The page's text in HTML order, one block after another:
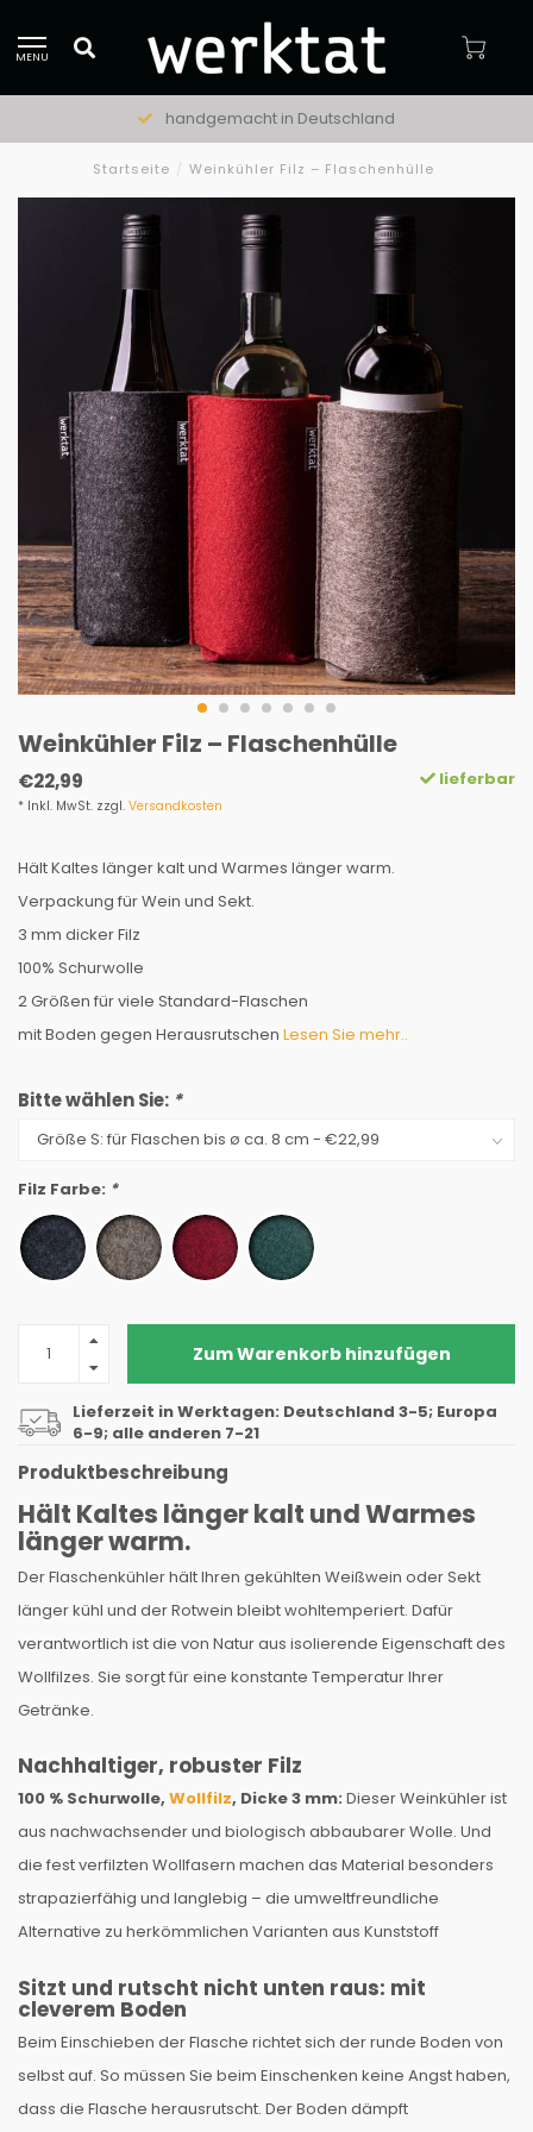
MENU
handgemacht in Deutschland
Startseite / Weinkühler Filz – Flaschenhülle
Weinkühler Filz – Flaschenhülle
€22,99
* Inkl. MwSt. zzgl. Versandkosten
lieferbar
Hält Kaltes länger kalt und Warmes länger warm.
Verpackung für Wein und Sekt.
3 mm dicker Filz
100% Schurwolle
2 Größen für viele Standard-Flaschen
mit Boden gegen Herausrutschen Lesen Sie mehr..
Bitte wählen Sie: *
Filz Farbe: *
Zum Warenkorb hinzufügen
Lieferzeit in Werktagen: Deutschland 3-5; Europa
6-9; alle anderen 7-21
Produktbeschreibung
Hält Kaltes länger kalt und Warmes
länger warm.
Der Flaschenkühler hält Ihren gekühlten Weißwein oder Sekt
länger kühl und der Rotwein bleibt wohltemperiert. Dafür
verantwortlich ist die von Natur aus isolierende Eigenschaft des
Wollfilzes. Sie sorgt für eine konstante Temperatur Ihrer
Getränke.
Nachhaltiger, robuster Filz
100 % Schurwolle, Wollfilz, Dicke 3 mm: Dieser Weinkühler ist
aus nachwachsender und biologisch abbaubarer Wolle. Und
die fest verfilzten Wollfasern machen das Material besonders
strapazierfähig und langlebig – die umweltfreundliche
Alternative zu herkömmlichen Varianten aus Kunststoff
Sitzt und rutscht nicht unten raus: mit
cleverem Boden
Beim Einschieben der Flasche richtet sich der runde Boden von
selbst auf. So müssen Sie beim Einschenken keine Angst haben,
dass die Flasche herausrutscht. Der Boden dämpft